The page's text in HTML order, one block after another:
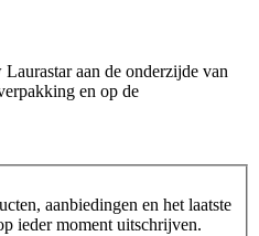
aan de onderzijde van
en op de
aanbiedingen en het laatste
ieder moment uitschrijven.